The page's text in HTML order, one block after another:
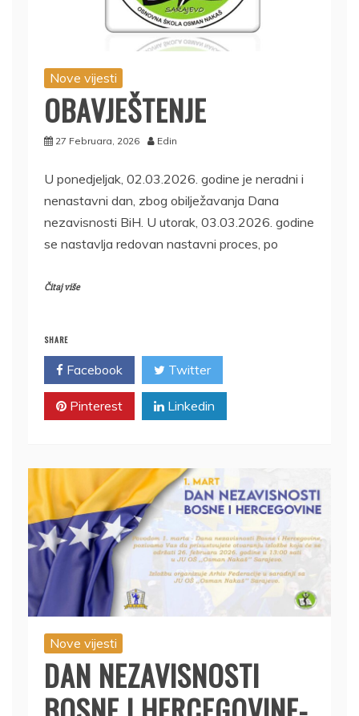
Nove vijesti
OBAVJEŠTENJE
27 Februara, 2026 Edin
U ponedjeljak, 02.03.2026. godine je neradni i
nenastavni dan, zbog obilježavanja Dana
nezavisnosti BiH. U utorak, 03.03.2026. godine
se nastavlja redovan nastavni proces, po
Čitaj više
SHARE
Facebook Twitter
Pinterest Linkedin
Nove vijesti
DAN NEZAVISNOSTI